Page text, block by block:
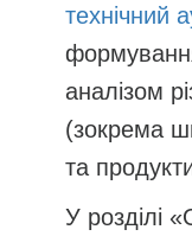
технічний
аналізом
(зокрема
та
У розділі